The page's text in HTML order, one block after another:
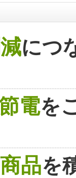
につ
電を
品を